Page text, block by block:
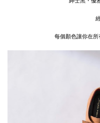
每個顏色讓你在所